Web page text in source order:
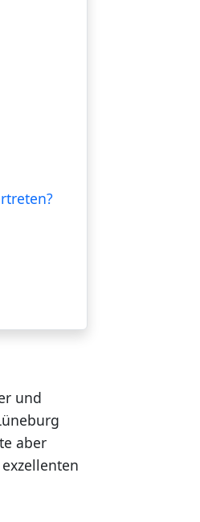
und
aber